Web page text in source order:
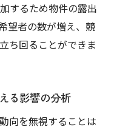
するため物件の露出
望者の数が増え、競
ち回ることができま
る影響の分析
向を無視することは